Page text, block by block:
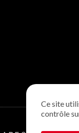
Ce site
contrôle